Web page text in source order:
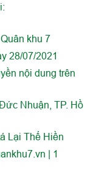
khu 7
28/07/2021
nội dung trên
Nhuận, TP. Hồ
Lại Thế Hiền
| 1